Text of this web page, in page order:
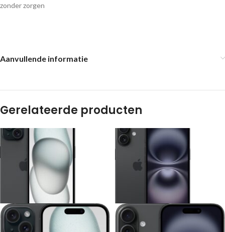
zonder zorgen
Aanvullende informatie
Gerelateerde producten